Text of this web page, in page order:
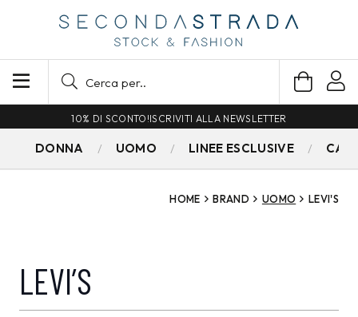
10% DI SCONTO!ISCRIVITI ALLA NEWSLETTER
DONNA UOMO LINEE ESCLUSIVE
HOME BRAND UOMO LEVI'S
LEVI’S